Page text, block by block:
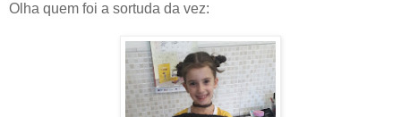
Olha quem foi a sortuda da vez: